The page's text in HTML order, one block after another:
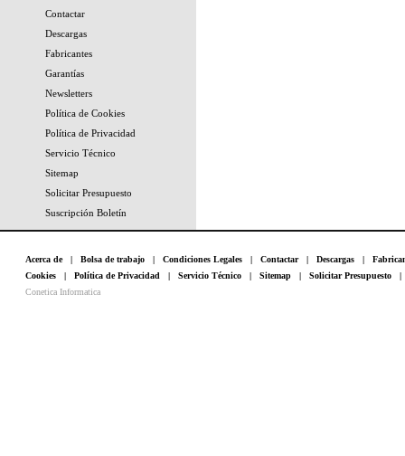
Contactar
Descargas
Fabricantes
Garantías
Newsletters
Política de Cookies
Política de Privacidad
Servicio Técnico
Sitemap
Solicitar Presupuesto
Suscripción Boletín
Acerca de| Bolsa de trabajo | Condiciones Legales | Contactar| Descargas |
Cookies | Política de Privacidad | Servicio Técnico | Sitemap | Solicitar Presupuesto
Conetica Informatica